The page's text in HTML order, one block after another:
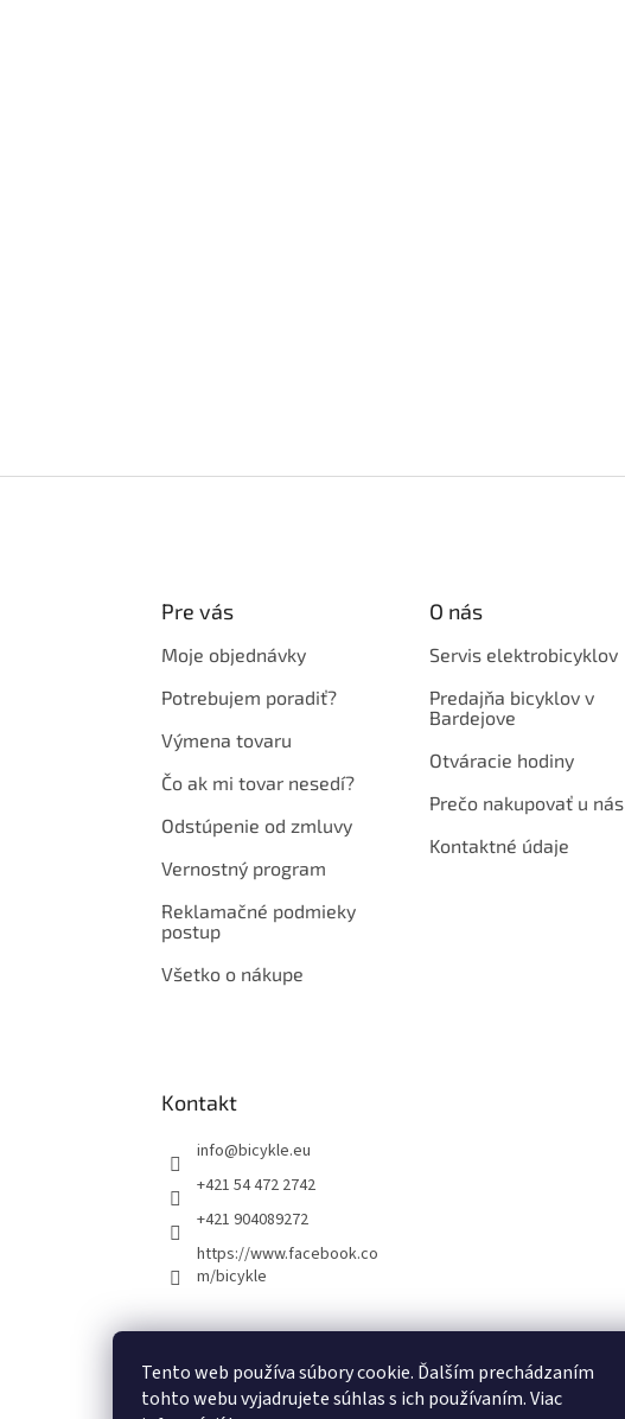
Tento web používa súbory cookie. Ďalším prechádzaním
tohto webu vyjadrujete súhlas s ich používaním. Viac
Pre vás
Moje objednávky
Potrebujem poradiť?
Výmena tovaru
Čo ak mi tovar nesedí?
Odstúpenie od zmluvy
Vernostný program
Reklamačné podmieky
postup
Všetko o nákupe
O nás
Servis elektrobicyklov
Predajňa bicyklov v
Bardejove
Otváracie hodiny
Prečo nakupovať u nás
Kontaktné údaje
Kontakt
info@bicykle.eu
+421 54 472 2742
+421 904089272
https://www.facebook.co
m/bicykle